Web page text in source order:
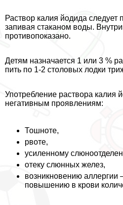
Раствор калия йодида следует
запивая стаканом воды.
противопоказано.
Детям назначается 1 или 3 %
пить по 1-2 столовых лодки
Употрeбление раствора калия
негативным проявлениям:
Тошноте,
рвоте,
усиленному
отеку слюнных желез,
возникновению аллергии
повышению в крови